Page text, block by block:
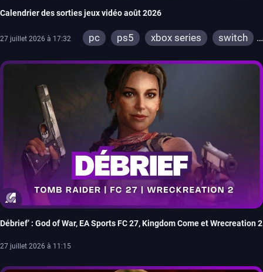
Calendrier des sorties jeux vidéo août 2026
27 juillet 2026 à 17:32 pc ps5 xbox series
switch
Débrief’ : God of War, EA Sports FC 27, Kingdom Come et Wrecreation 2
27 juillet 2026 à 11:15